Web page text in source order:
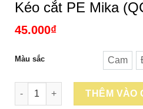
Kéo cắt PE Mika
45.000₫
Màu sắc Cam
Cam
Số lượng
THÊM VÀO